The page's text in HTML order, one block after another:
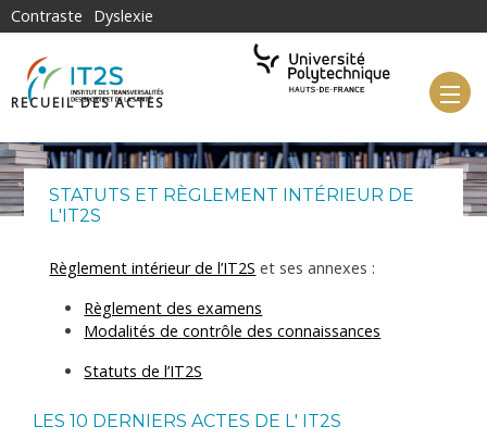
Aller au contenu principal
Contraste Dyslexie
RECUEIL DES ACTES
STATUTS ET RÈGLEMENT INTÉRIEUR DE
L'IT2S
Règlement intérieur de l’IT2S et ses annexes :
Règlement des examens
Modalités de contrôle des connaissances
Statuts de l’IT2S
LES 10 DERNIERS ACTES DE L' IT2S